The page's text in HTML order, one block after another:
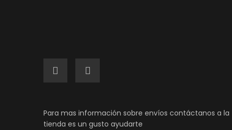
Para mas información sobre envíos contáctanos a la
tienda es un gusto ayudarte